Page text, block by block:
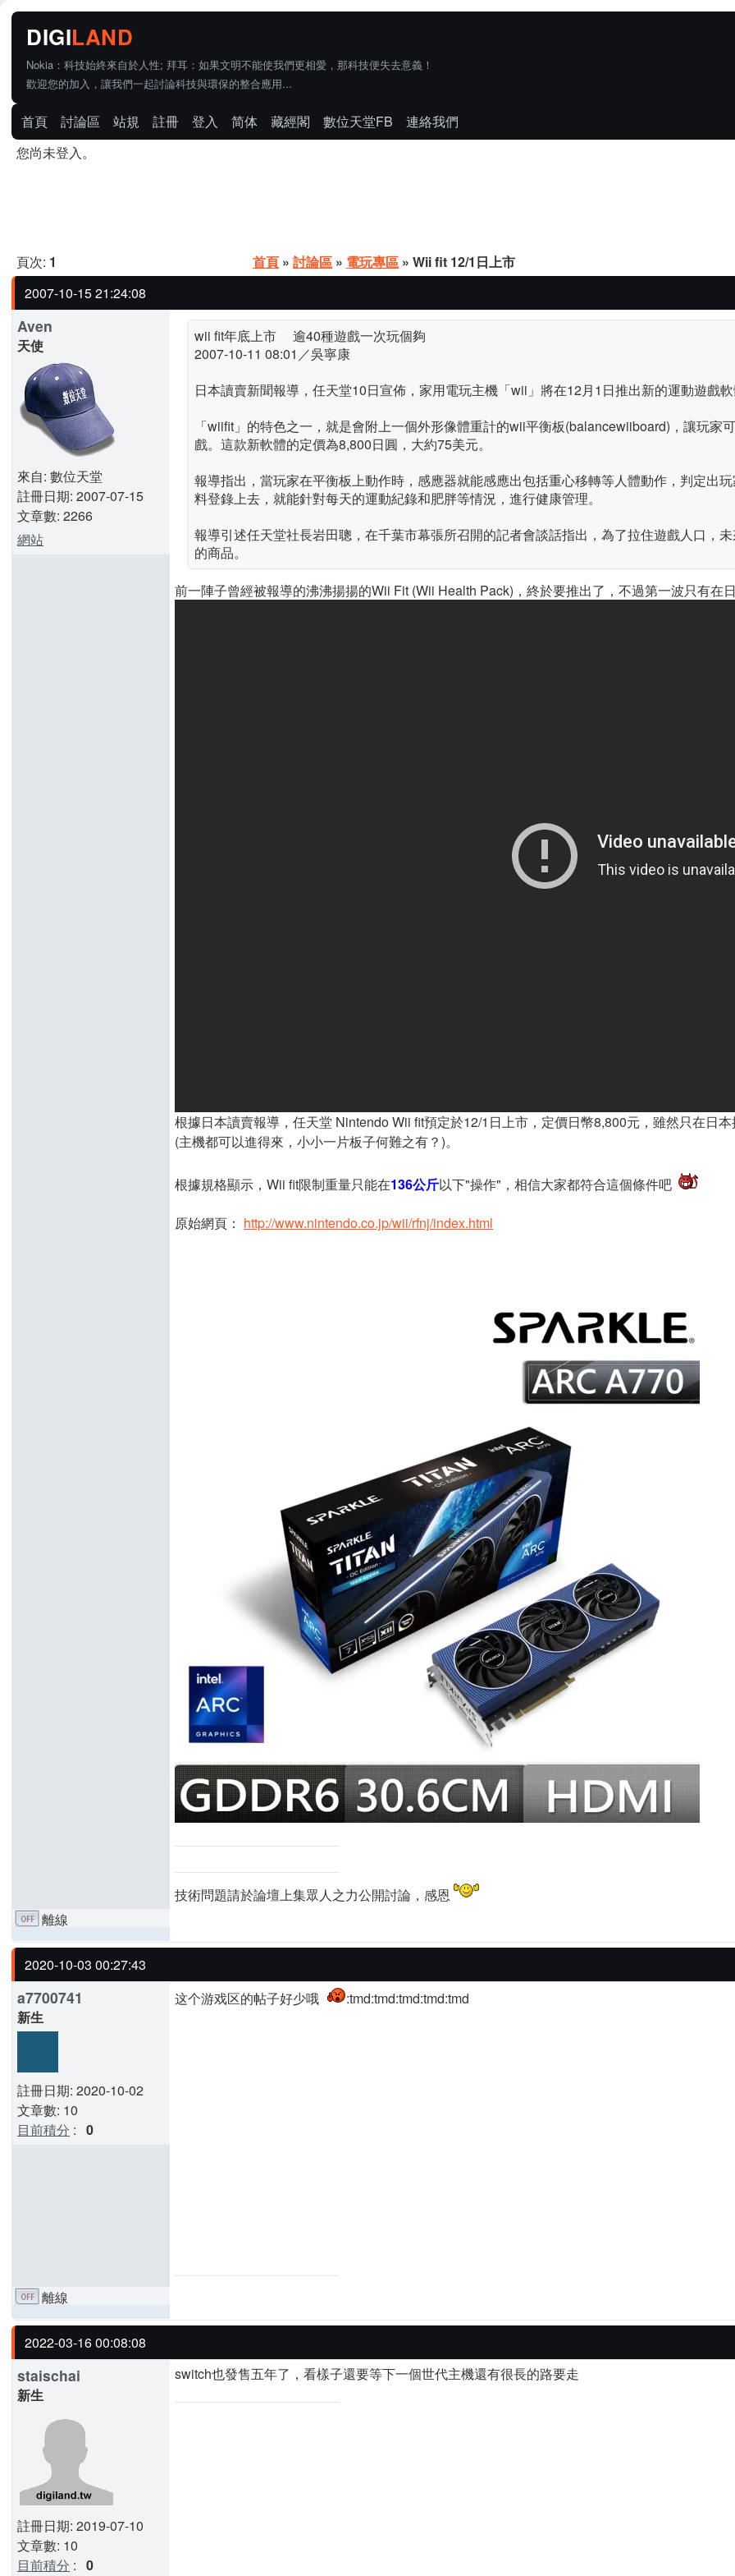
Nokia：科技始終來自於人性; 拜耳：如果文明不能使我們更相愛，那科技便失去意義！
歡迎您的加入，讓我們一起討論科技與環保的整合應用...
首頁 討論區 站規 註冊 登入 简体 藏經閣 數位天堂FB
連絡我們
您尚未登入。
頁次: 1 首頁 » 討論區 » 電玩專區 » Wii fit 12/1日上市
2007-10-15 21:24:08
Aven
天使
來自: 數位天堂
註冊日期: 2007-07-15
文章數: 2266
網站
wii fit年底上市 逾40種遊戲一次玩個夠
2007-10-11 08:01／吳寧康
日本讀賣新聞報導，任天堂10日宣佈，家用電玩主機「wii」將在12月1日推出新的運動遊戲
「wiifit」的特色之一，就是會附上一個外形像體重計的wii平衡板(balancewiiboard)，讓玩
戲。這款新軟體的定價為8,800日圓，大約75美元。
報導指出，當玩家在平衡板上動作時，感應器就能感應出包括重心移轉等人體動作，判定出
料登錄上去，就能針對每天的運動紀錄和肥胖等情況，進行健康管理。
報導引述任天堂社長岩田聰，在千葉市幕張所召開的記者會談話指出，為了拉住遊戲人口，
的商品。
前一陣子曾經被報導的沸沸揚揚的Wii Fit (Wii Health Pack)，終於要推出了，不過第一波只有在
根據日本讀賣報導，任天堂 Nintendo Wii fit預定於12/1日上市，定價日幣8,800元，雖然只在日
(主機都可以進得來，小小一片板子何難之有？)。
根據規格顯示，Wii fit限制重量只能在136公斤以下"操作"，相信大家都符合這個條件吧
原始網頁： http://www.nintendo.co.jp/wii/rfnj/index.html
技術問題請於論壇上集眾人之力公開討論，感恩
離線
2020-10-03 00:27:43
a7700741
新生
註冊日期: 2020-10-02
文章數: 10
目前積分 : 0
这个游戏区的帖子好少哦 :tmd:tmd:tmd:tmd:tmd
離線
2022-03-16 00:08:08
staischai
新生
註冊日期: 2019-07-10
文章數: 10
目前積分 : 0
switch也發售五年了，看樣子還要等下一個世代主機還有很長的路要走